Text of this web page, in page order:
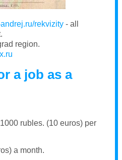
rekvizity - all
region.
a job as a
rubles. (10 euros) per
a month.